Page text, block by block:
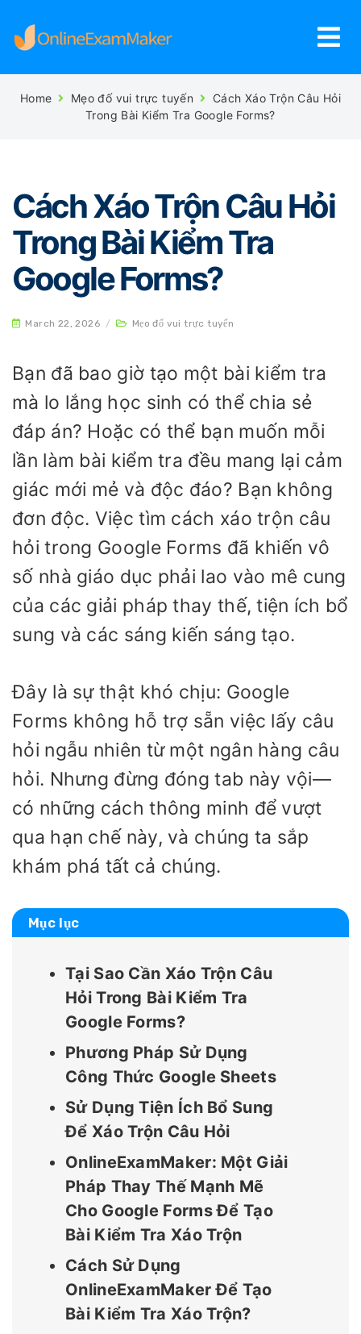
Home Mẹo đố vui trực tuyến
Cách Xáo Trộn Câu Hỏi
Trong Bài Kiểm Tra Google Forms?
Cách Xáo Trộn Câu Hỏi
Trong Bài Kiểm Tra
Google Forms?
March 22, 2026 / Mẹo đố vui trực tuyến
Bạn đã bao giờ tạo một bài kiểm tra
mà lo lắng học sinh có thể chia sẻ
đáp án? Hoặc có thể bạn muốn mỗi
lần làm bài kiểm tra đều mang lại cảm
giác mới mẻ và độc đáo? Bạn không
đơn độc. Việc tìm cách xáo trộn câu
hỏi trong Google Forms đã khiến vô
số nhà giáo dục phải lao vào mê cung
của các giải pháp thay thế, tiện ích bổ
sung và các sáng kiến sáng tạo.
Đây là sự thật khó chịu: Google
Forms không hỗ trợ sẵn việc lấy câu
hỏi ngẫu nhiên từ một ngân hàng câu
hỏi. Nhưng đừng đóng tab này vội—
có những cách thông minh để vượt
qua hạn chế này, và chúng ta sắp
khám phá tất cả chúng.
Mục lục
Tại Sao Cần Xáo Trộn Câu
Hỏi Trong Bài Kiểm Tra
Google Forms?
Phương Pháp Sử Dụng
Công Thức Google Sheets
Sử Dụng Tiện Ích Bổ Sung
Để Xáo Trộn Câu Hỏi
OnlineExamMaker: Một Giải
Pháp Thay Thế Mạnh Mẽ
Cho Google Forms Để Tạo
Bài Kiểm Tra Xáo Trộn
Cách Sử Dụng
OnlineExamMaker Để Tạo
Bài Kiểm Tra Xáo Trộn?